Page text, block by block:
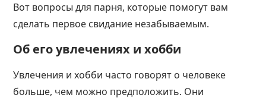
Вот вопросы для парня, которые помогут вам
сделать первое свидание незабываемым.
Об его увлечениях и хобби
Увлечения и хобби часто говорят о человеке
больше, чем можно предположить. Они